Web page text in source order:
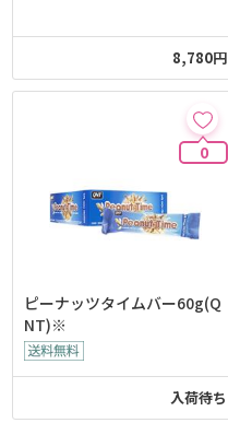
8,780円
0
ピーナッツタイムバー60g(Q
NT)※
入荷待ち